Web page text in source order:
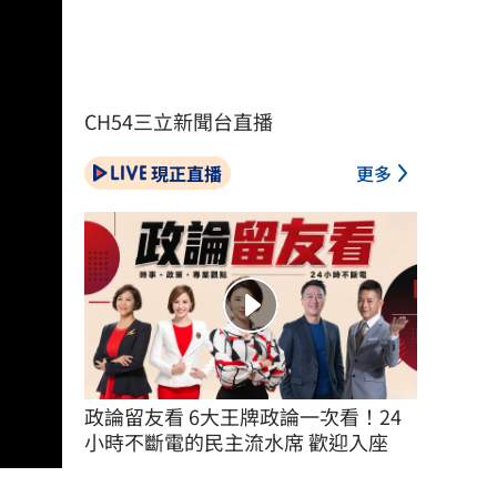
CH54三立新聞台直播
現正直播 更多
政論留友看 6大王牌政論一次看！24
小時不斷電的民主流水席 歡迎入座